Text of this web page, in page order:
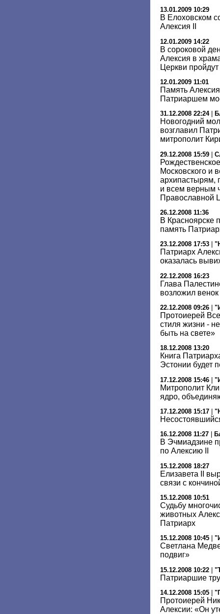
13.01.2009 10:29
В Елоховском
Алексия II
12.01.2009 14:22
В сороковой
Алексия в
Церкви
12.01.2009 11:01
Память
Патриаршем
31.12.2008 22:24|
Новогодний
возглавил
митрополит
29.12.2008 15:59 |
Московского и
архипастырям,
и всем верным
Православной
26.12.2008 11:36
В Красноярске
память
23.12.2008 17:53
Патриарх
оказалась
22.12.2008 16:23
Глава
возложил
22.12.2008 09:26
Протоиерей
стиля жизни -
быть на свете»
18.12.2008 13:20
Книга
Эстонии будет
17.12.2008 15:46 |
Митрополит
ядро,
17.12.2008 15:17
16.12.2008 11:27
В Эчмиадзине
по Алексию II
15.12.2008 18:27
Елизавета II
связи с
15.12.2008 10:51
Судьбу
животных
Патриарх
15.12.2008 10:45
Светлана
подвиг»
15.12.2008 10:22 |
Патриаршие
14.12.2008 15:05
Протоиерей
Алексии: «Он